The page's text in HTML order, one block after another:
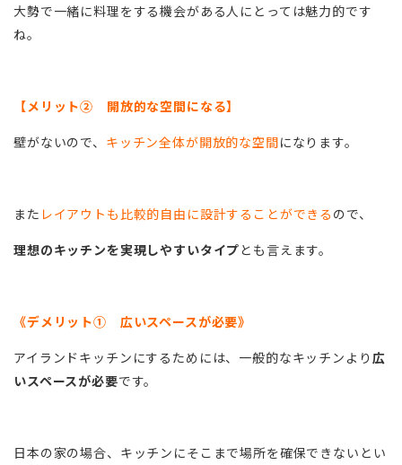
大勢で一緒に料理をする機会がある人にとっては魅力的です
ね。
【メリット② 開放的な空間になる】
壁がないので、 キッチン全体が開放的な空間になります。
また レイアウトも比較的自由に設計することができる ので、
理想のキッチンを実現しやすいタイプとも言えます。
《デメリット① 広いスペースが必要》
アイランドキッチンにするためには、一般的なキッチンより 広
いスペースが必要です。
日本の家の場合、キッチンにそこまで場所を確保できないとい